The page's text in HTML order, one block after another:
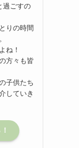
過ごすの
りの時間
ね！
方々も皆
子供たち
していき